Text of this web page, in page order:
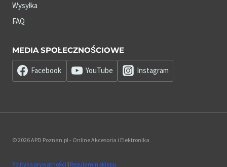
Wysyłka
FAQ
MEDIA SPOŁECZNOŚCIOWE
Facebook YouTube Instagram
© 2026 APD Poznan.pl - Online Akcesoria i Elektronika
Polityka prywatności | Regulamin sklepu